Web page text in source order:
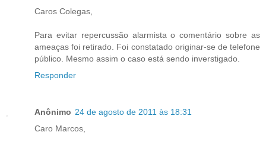
Caros Colegas,
Para evitar repercussão alarmista o comentário sobre as
ameaças foi retirado. Foi constatado originar-se de telefone
público. Mesmo assim o caso está sendo inverstigado.
Responder
Anônimo 24 de agosto de 2011 às 18:31
Caro Marcos,